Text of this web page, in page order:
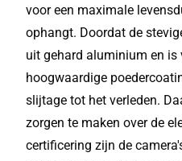
voor een maximale
ophangt. Doordat de
uit gehard aluminium en is
hoogwaardige
slijtage tot het verleden.
zorgen te maken over de
certificering zijn de